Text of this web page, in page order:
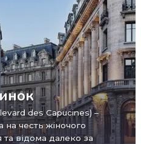
на честь жіночого
відома далеко за